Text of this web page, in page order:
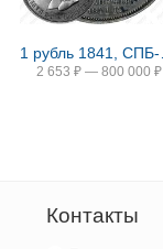
2 653 ₽ — 800 000 ₽
Контакты